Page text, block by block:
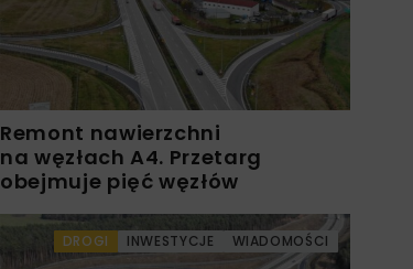
Remont nawierzchni
na węzłach A4. Przetarg
obejmuje pięć węzłów
DROGI INWESTYCJE WIADOMOŚCI